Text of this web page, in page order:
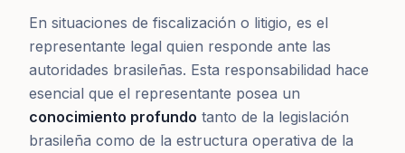
En situaciones de fiscalización o litigio, es el
representante legal quien responde ante las
autoridades brasileñas. Esta responsabilidad hace
esencial que el representante posea un
conocimiento profundo tanto de la legislación
brasileña como de la estructura operativa de la